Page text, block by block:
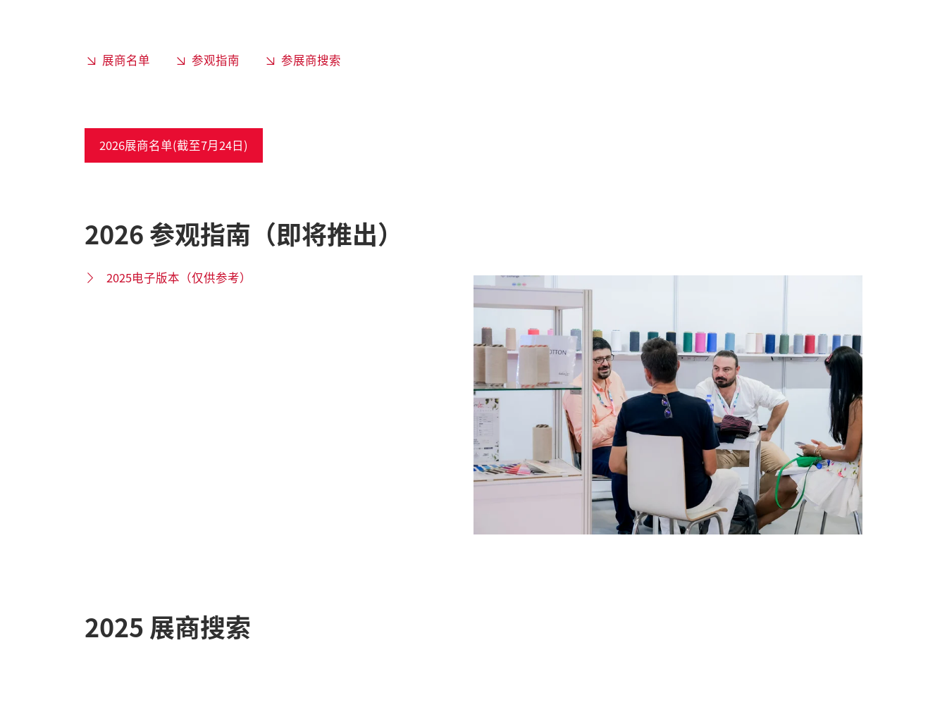
展商名单 参观指南 参展商搜索
2026展商名单(截至7月24日)
2026 参观指南（即将推出）
2025电子版本（仅供参考）
2025 展商搜索